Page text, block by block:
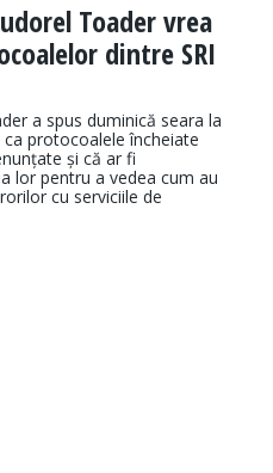
Toader vrea
dintre SRI
a spus duminică seara la
protocoalele încheiate
și că ar fi
lor pentru a vedea cum au
cu serviciile de